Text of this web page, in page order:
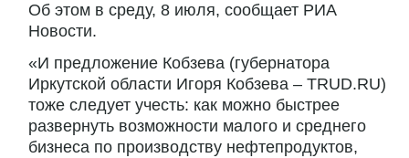
Об этом в среду, 8 июля, сообщает РИА
Новости.
«И предложение Кобзева (губернатора
Иркутской области Игоря Кобзева – TRUD.RU)
тоже следует учесть: как можно быстрее
развернуть возможности малого и среднего
бизнеса по производству нефтепродуктов,